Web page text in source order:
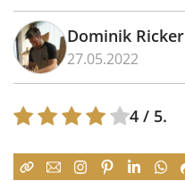
Dominik Ricker
27.05.2022
4 / 5.